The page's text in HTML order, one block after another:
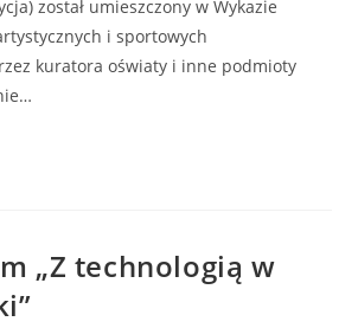
został umieszczony w Wykazie
i sportowych
kuratora oświaty i inne podmioty
„Z technologią w